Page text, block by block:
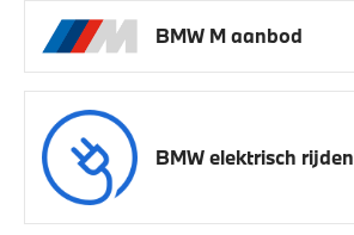
BMW M aanbod
BMW elektrisch rijden